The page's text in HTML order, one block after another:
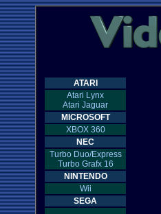
ATARI
Atari Lynx
Atari Jaguar
MICROSOFT
XBOX 360
NEC
Turbo Duo/Express
Turbo Grafx 16
NINTENDO
Wii
SEGA